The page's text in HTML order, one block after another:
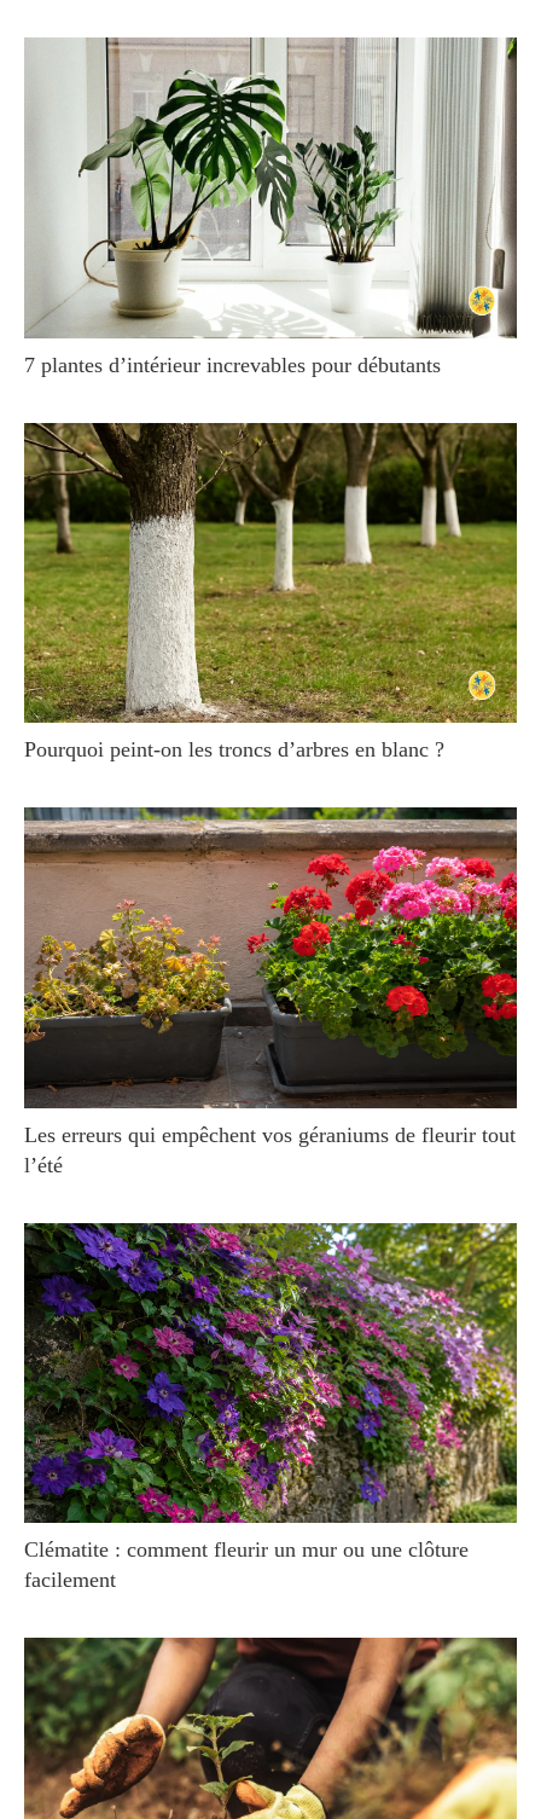
7 plantes d’intérieur increvables pour débutants
Pourquoi peint-on les troncs d’arbres en blanc ?
Les erreurs qui empêchent vos géraniums de fleurir tout
l’été
Clématite : comment fleurir un mur ou une clôture
facilement